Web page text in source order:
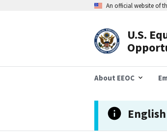
An official website of
U.S.
About EEOC